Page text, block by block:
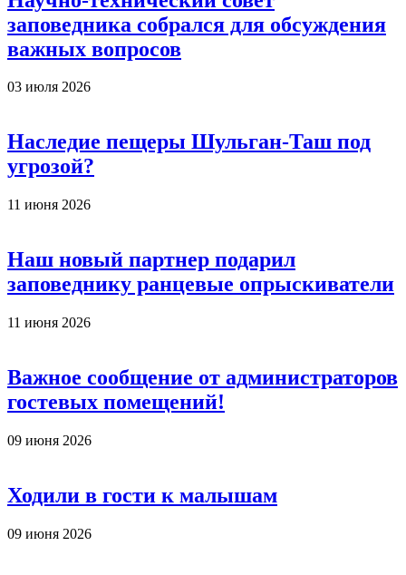
заповедника собрался для обсуждения
важных вопросов
03 июля 2026
Наследие пещеры Шульган-Таш под
угрозой?
11 июня 2026
Наш новый партнер подарил
заповеднику ранцевые опрыскиватели
11 июня 2026
Важное сообщение от администраторов
гостевых помещений!
09 июня 2026
Ходили в гости к малышам
09 июня 2026